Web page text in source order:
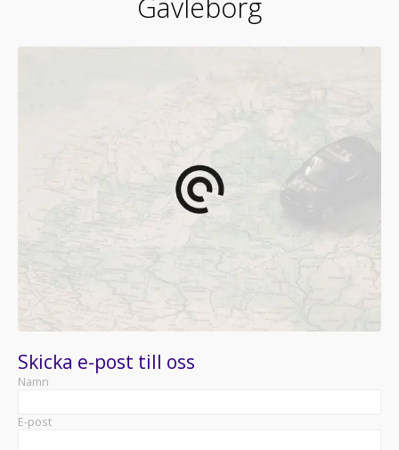
Skicka e-post till oss
Namn
E-post